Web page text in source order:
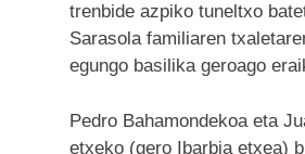
trenbide azpiko tuneltxo
Sarasola familiaren
egungo basilika geroago
Pedro Bahamondekoa eta
etxeko (gero Ibarbia etxea)